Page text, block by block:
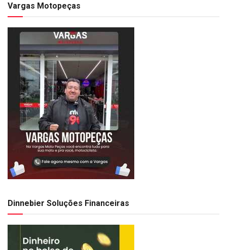
Vargas Motopeças
Dinnebier Soluções Financeiras